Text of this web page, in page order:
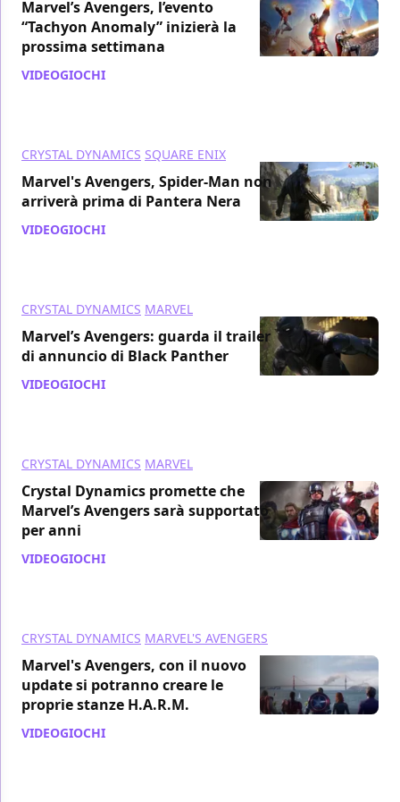
Marvel’s Avengers, l’evento
“Tachyon Anomaly” inizierà la
prossima settimana
VIDEOGIOCHI
CRYSTAL DYNAMICS SQUARE ENIX
Marvel's Avengers, Spider-Man non
arriverà prima di Pantera Nera
VIDEOGIOCHI
CRYSTAL DYNAMICS MARVEL
Marvel’s Avengers: guarda il trailer
di annuncio di Black Panther
VIDEOGIOCHI
CRYSTAL DYNAMICS MARVEL
Crystal Dynamics promette che
Marvel’s Avengers sarà supportato
per anni
VIDEOGIOCHI
CRYSTAL DYNAMICS MARVEL'S AVENGERS
Marvel's Avengers, con il nuovo
update si potranno creare le
proprie stanze H.A.R.M.
VIDEOGIOCHI